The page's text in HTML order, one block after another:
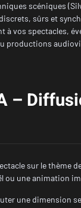
scéniques
sûrs et
à vos spectacles,
productions
–
sur le thème
ou une animation
une dimension